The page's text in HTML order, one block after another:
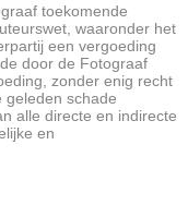
toekomende
waaronder het
een vergoeding
door de Fotograaf
zonder enig recht
geleden schade
alle directe en indirecte
en